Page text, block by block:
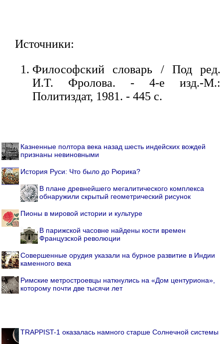
Источники:
Философский словарь / Под ред.
И.Т. Фролова. - 4-е изд.-М.:
Политиздат, 1981. - 445 с.
Казненные полтора века назад шесть индейских вождей
признаны невиновными
История Руси: Что было до Рюрика?
В плане древнейшего мегалитического комплекса
обнаружили скрытый геометрический рисунок
Пионы в мировой истории и культуре
В парижской часовне найдены кости времен
Французской революции
Совершенные орудия указали на бурное развитие в Индии
каменного века
Римские метростроевцы наткнулись на «Дом центуриона»,
которому почти две тысячи лет
TRAPPIST-1 оказалась намного старше Солнечной системы